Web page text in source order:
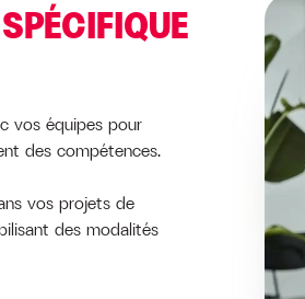
vos équipes pour
des compétences.
vos projets de
des modalités